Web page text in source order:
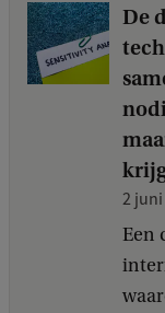
De
2
Een